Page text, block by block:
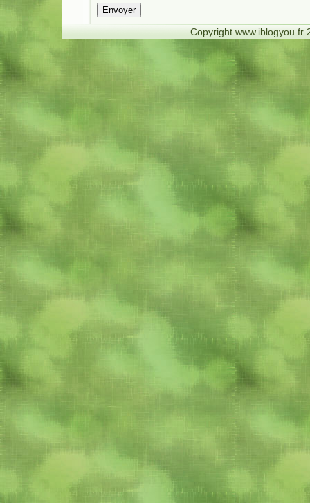
Copyright www.iblogyou.fr